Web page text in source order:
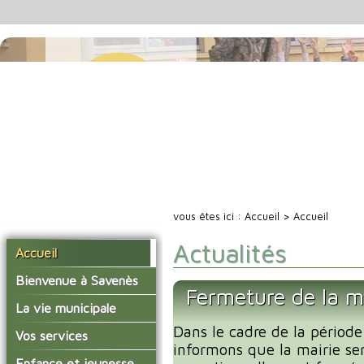
Accueil
Bienvenue à Savenès
Situer Savenès
Savenès en chiffre
L'histoire du village
La vie municipale
Vos élus
Les compte-rendus du
Vos services
La mairie
vous êtes ici : Accueil > Accueil
Actualités
Fermeture de la
Dans le cadre de la
informons que la mairie